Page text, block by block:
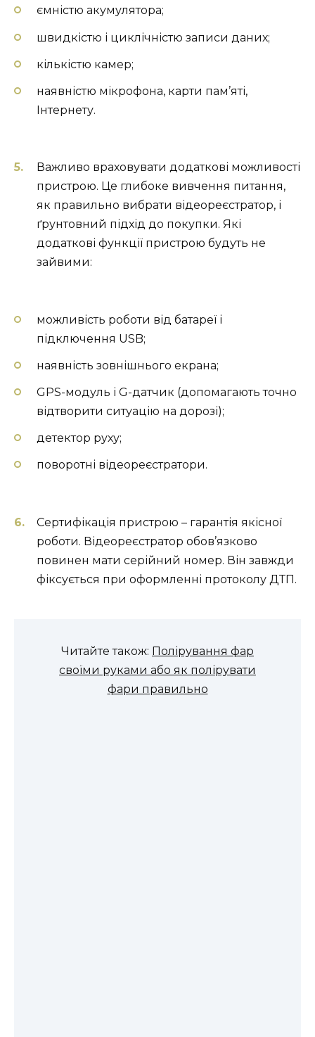
ємністю акумулятора;
швидкістю і циклічністю записи даних;
кількістю камер;
наявністю мікрофона, карти пам’яті,
Інтернету.
Важливо враховувати додаткові можливості
пристрою. Це глибоке вивчення питання,
як правильно вибрати відеореєстратор, і
ґрунтовний підхід до покупки. Які
додаткові функції пристрою будуть не
зайвими:
можливість роботи від батареї і
підключення USB;
наявність зовнішнього екрана;
GPS-модуль і G-датчик (допомагають точно
відтворити ситуацію на дорозі);
детектор руху;
поворотні відеореєстратори.
Сертифікація пристрою – гарантія якісної
роботи. Відеореєстратор обов’язково
повинен мати серійний номер. Він завжди
фіксується при оформленні протоколу ДТП.
Читайте також: Полірування фар
своїми руками або як полірувати
фари правильно